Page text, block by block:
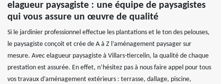
elagueur paysagiste : une équipe de paysagistes
qui vous assure un œuvre de qualité
Si le jardinier professionnel effectue les plantations et le ton des pelouses,
le paysagiste conçoit et crée de A à Z l’aménagement paysager sur
mesure. Avec elagueur paysagiste à Villars-tiercelin, la qualité de chaque
prestation est assurée. En effet, n’hésitez pas à nous faire appel pour tous
vos travaux d’aménagement extérieurs : terrasse, dallage, piscine,